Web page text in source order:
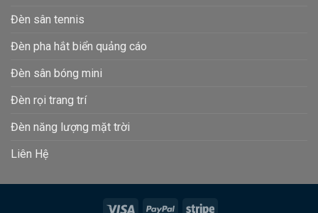
Đèn sân tennis
Đèn pha hắt biển quảng cáo
Đèn sân bóng mini
Đèn rọi trang trí
Đèn năng lượng mặt trời
Liên Hệ